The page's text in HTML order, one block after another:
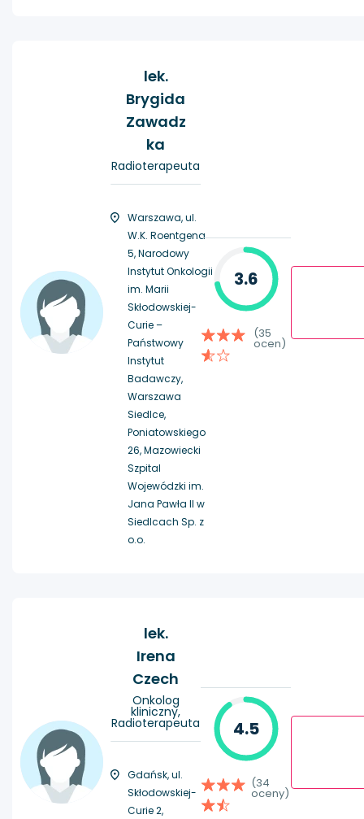
lek.
Brygida
Zawadz
ka
Radioterapeuta
Warszawa, ul.
W.K. Roentgena
5, Narodowy
Instytut Onkologii
im. Marii
Skłodowskiej-
Curie –
Państwowy
Instytut
Badawczy,
Warszawa
Siedlce,
Poniatowskiego
26, Mazowiecki
Szpital
Wojewódzki im.
Jana Pawła II w
Siedlcach Sp. z
o.o.
3.6
(35
ocen)
lek.
Irena
Czech
Onkolog
kliniczny,
Radioterapeuta
Gdańsk, ul.
Skłodowskiej-
Curie 2,
4.5
(34
oceny)